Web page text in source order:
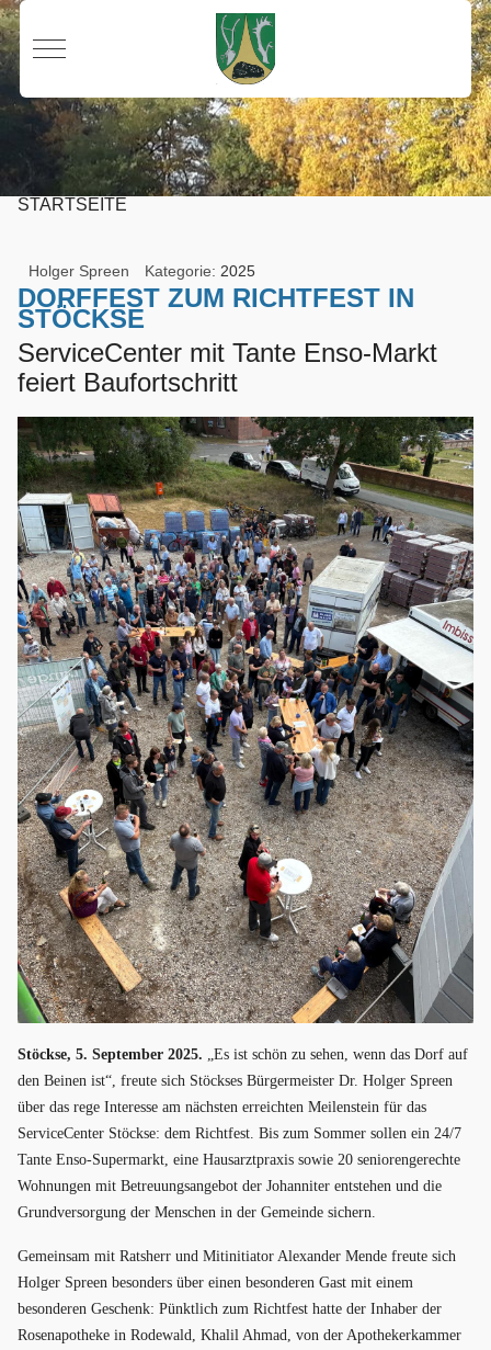
Mobile Menu Toggle
STARTSEITE
Holger Spreen Kategorie: 2025
DORFFEST ZUM RICHTFEST IN
STÖCKSE
ServiceCenter mit Tante Enso-Markt
feiert Baufortschritt
Stöckse, 5. September 2025. „Es ist schön zu sehen, wenn das Dorf auf
den Beinen ist“, freute sich Stöckses Bürgermeister Dr. Holger Spreen
über das rege Interesse am nächsten erreichten Meilenstein für das
ServiceCenter Stöckse: dem Richtfest. Bis zum Sommer sollen ein 24/7
Tante Enso-Supermarkt, eine Hausarztpraxis sowie 20 seniorengerechte
Wohnungen mit Betreuungsangebot der Johanniter entstehen und die
Grundversorgung der Menschen in der Gemeinde sichern.
Gemeinsam mit Ratsherr und Mitinitiator Alexander Mende freute sich
Holger Spreen besonders über einen besonderen Gast mit einem
besonderen Geschenk: Pünktlich zum Richtfest hatte der Inhaber der
Rosenapotheke in Rodewald, Khalil Ahmad, von der Apothekerkammer